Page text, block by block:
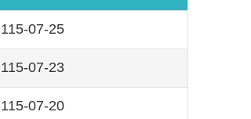
115-07-25
115-07-23
115-07-20